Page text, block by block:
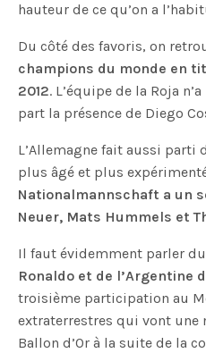
hauteur de ce qu’on a
Du côté des favoris, on
champions du monde en
2012. L’équipe de la Roja
part la présence de Diego
L’Allemagne fait aussi parti
plus âgé et plus
Nationalmannschaft a un
Neuer, Mats Hummels et
Il faut évidemment parler du
Ronaldo et de l’Argentine
troisième participation au
extraterrestres qui vont
Ballon d’Or à la suite de la